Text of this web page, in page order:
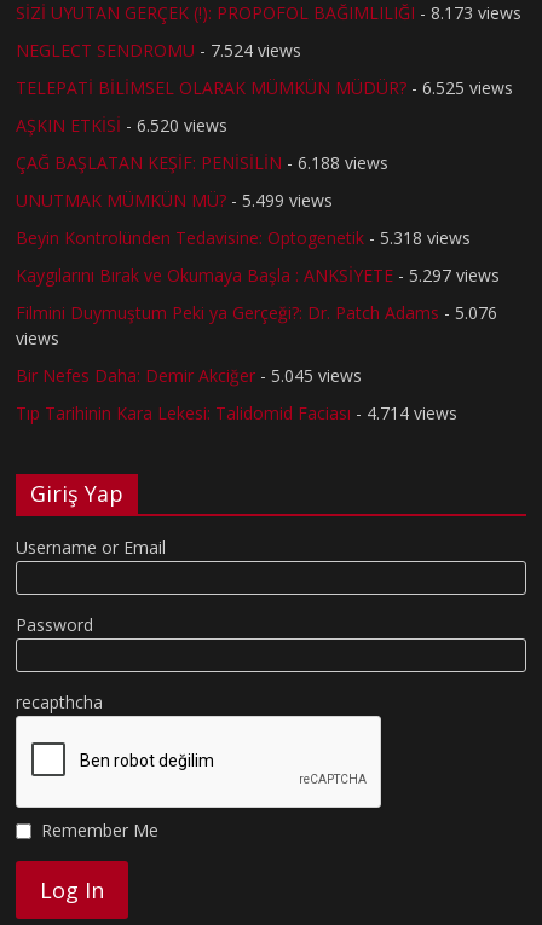
SİZİ UYUTAN GERÇEK (!): PROPOFOL BAĞIMLILIĞI - 8.173 views
NEGLECT SENDROMU - 7.524 views
TELEPATİ BİLİMSEL OLARAK MÜMKÜN MÜDÜR? - 6.525 views
AŞKIN ETKİSİ - 6.520 views
ÇAĞ BAŞLATAN KEŞİF: PENİSİLİN - 6.188 views
UNUTMAK MÜMKÜN MÜ? - 5.499 views
Beyin Kontrolünden Tedavisine: Optogenetik - 5.318 views
Kaygılarını Bırak ve Okumaya Başla : ANKSİYETE - 5.297 views
Filmini Duymuştum Peki ya Gerçeği?: Dr. Patch Adams - 5.076
views
Bir Nefes Daha: Demir Akciğer - 5.045 views
Tıp Tarihinin Kara Lekesi: Talidomid Faciası - 4.714 views
Giriş Yap
Username or Email
Password
recapthcha
Remember Me